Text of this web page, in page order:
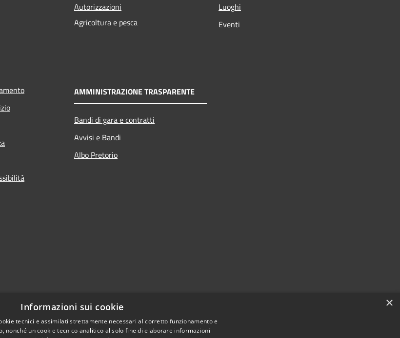
Autorizzazioni
Agricoltura e pesca
Luoghi
Eventi
AMMINISTRAZIONE TRASPARENTE
Bandi di gara e contratti
Avvisi e Bandi
Albo Pretorio
×
Informazioni sui cookie
tecnici e assimilati strettamente necessari al corretto funzionamento e
nonché un cookie tecnico analitico al solo fine di elaborare informazioni